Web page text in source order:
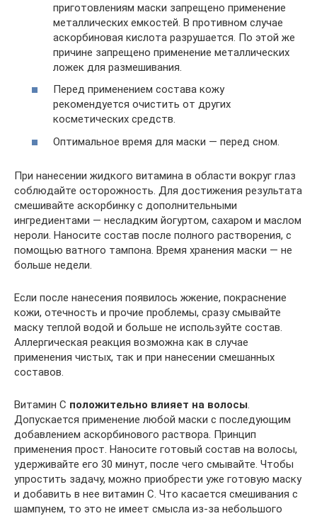
приготовлениям маски запрещено применение
металлических емкостей. В противном случае
аскорбиновая кислота разрушается. По этой же
причине запрещено применение металлических
ложек для размешивания.
Перед применением состава кожу
рекомендуется очистить от других
косметических средств.
Оптимальное время для маски — перед сном.
При нанесении жидкого витамина в области вокруг глаз
соблюдайте осторожность. Для достижения результата
смешивайте аскорбинку с дополнительными
ингредиентами — несладким йогуртом, сахаром и маслом
нероли. Наносите состав после полного растворения, с
помощью ватного тампона. Время хранения маски — не
больше недели.
Если после нанесения появилось жжение, покраснение
кожи, отечность и прочие проблемы, сразу смывайте
маску теплой водой и больше не используйте состав.
Аллергическая реакция возможна как в случае
применения чистых, так и при нанесении смешанных
составов.
Витамин С положительно влияет на волосы
Допускается применение любой маски с последующим
добавлением аскорбинового раствора. Принцип
применения прост. Наносите готовый состав на волосы,
удерживайте его 30 минут, после чего смывайте. Чтобы
упростить задачу, можно приобрести уже готовую маску
и добавить в нее витамин С. Что касается смешивания с
шампунем, то это не имеет смысла из-за небольшого